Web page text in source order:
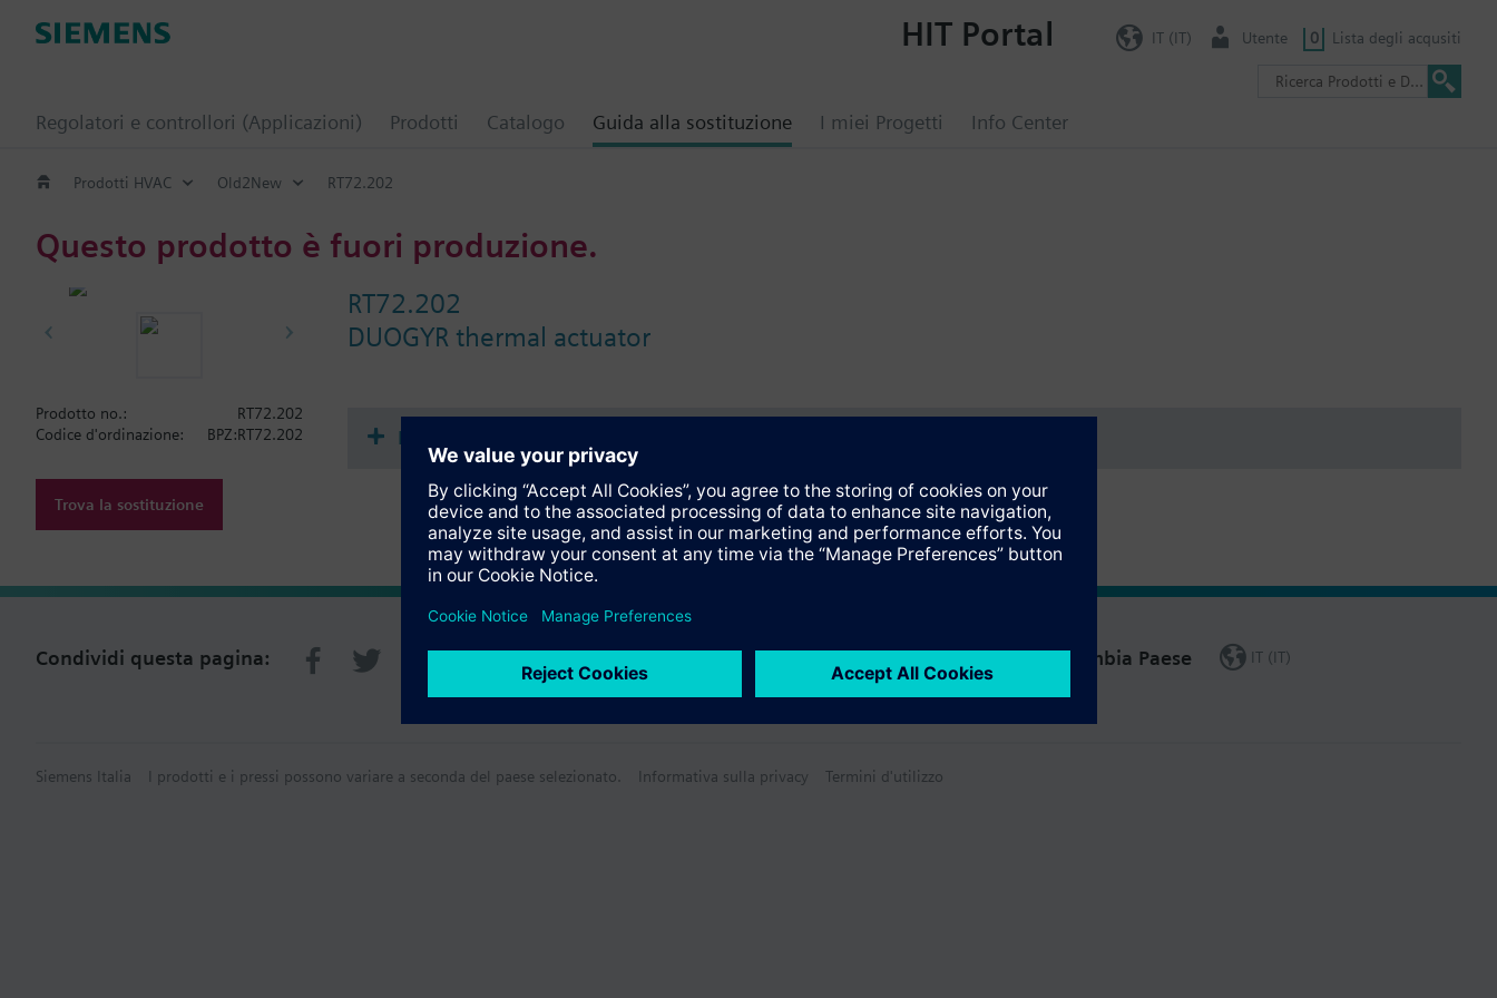
Regolatori e controllori (Applicazioni) Prodotti Catalogo Guida alla sostituzione I miei Progetti Info Center
HIT Portal IT (IT) Utente 0 Lista degli acqusiti
Prodotti HVAC Old2New RT72.202
Questo prodotto è fuori produzione.
RT72.202
DUOGYR thermal actuator
Prodotto no.:
RT72.202
Codice d'ordinazione:
BPZ:RT72.202
Trova la sostituzione
Documenti
Condividi questa pagina: Cambia Paese IT (IT)
Siemens Italia I prodotti e i pressi possono variare a seconda del paese selezionato. Informativa sulla privacy Termini d'utilizzo